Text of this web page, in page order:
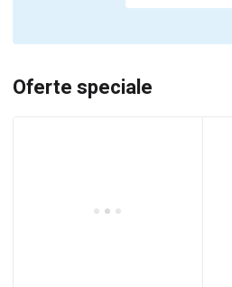
Oferte speciale